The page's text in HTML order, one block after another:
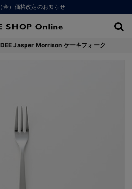
金）価格改定のお知らせ
Jasper Morrison ケーキフォーク